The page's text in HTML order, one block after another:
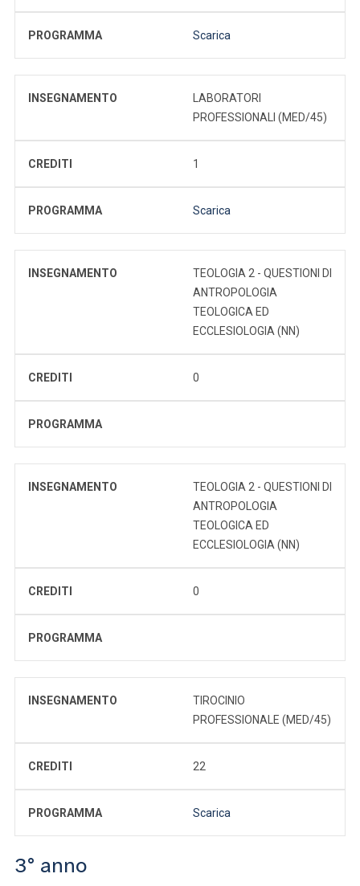
PROGRAMMA Scarica
INSEGNAMENTO
LABORATORI
PROFESSIONALI (MED/45)
CREDITI 1
PROGRAMMA Scarica
INSEGNAMENTO
TEOLOGIA 2 - QUESTIONI DI
ANTROPOLOGIA
TEOLOGICA ED
ECCLESIOLOGIA (NN)
CREDITI 0
PROGRAMMA
INSEGNAMENTO
TEOLOGIA 2 - QUESTIONI DI
ANTROPOLOGIA
TEOLOGICA ED
ECCLESIOLOGIA (NN)
CREDITI 0
PROGRAMMA
INSEGNAMENTO
TIROCINIO
PROFESSIONALE (MED/45)
CREDITI 22
PROGRAMMA Scarica
3° anno